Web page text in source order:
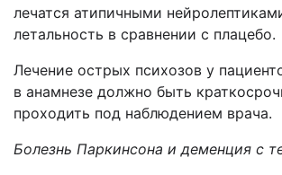
лечатся атипичными
летальность в сравнении с плацебо.
Лечение острых психозов у
в анамнезе должно быть
проходить под наблюдением врача.
Болезнь Паркинсона и деменция с